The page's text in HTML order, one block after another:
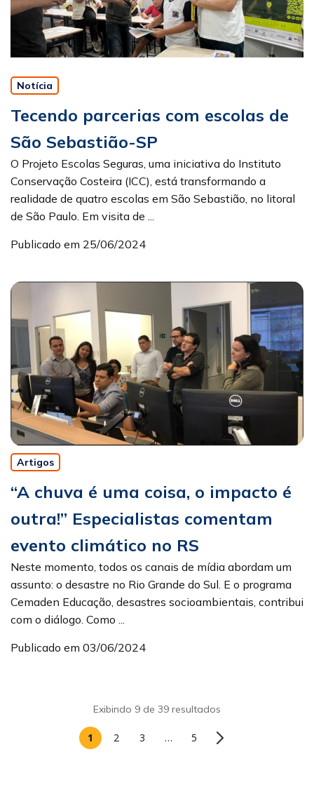
Notícia
Tecendo parcerias com escolas de
São Sebastião-SP
O Projeto Escolas Seguras, uma iniciativa do Instituto
Conservação Costeira (ICC), está transformando a
realidade de quatro escolas em São Sebastião, no litoral
de São Paulo. Em visita de ...
Publicado em 25/06/2024
Artigos
“A chuva é uma coisa, o impacto é
outra!” Especialistas comentam
evento climático no RS
Neste momento, todos os canais de mídia abordam um
assunto: o desastre no Rio Grande do Sul. E o programa
Cemaden Educação, desastres socioambientais, contribui
com o diálogo. Como ...
Publicado em 03/06/2024
Exibindo 9 de 39 resultados
1 2 3 … 5